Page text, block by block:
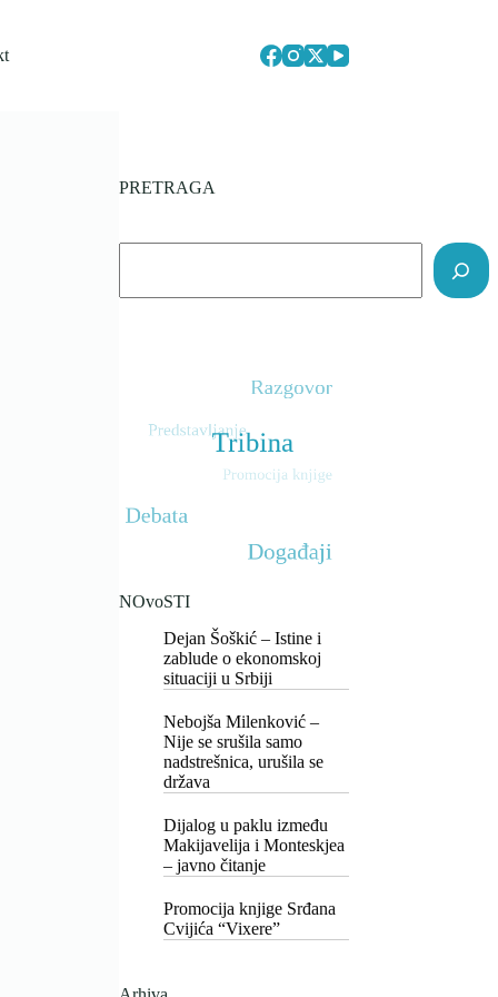
PRETRAGA
NOvoSTI
Dejan Šoškić – Istine i
zablude o ekonomskoj
situaciji u Srbiji
Nebojša Milenković –
Nije se srušila samo
nadstrešnica, urušila se
država
Dijalog u paklu između
Makijavelija i Monteskjea
– javno čitanje
Promocija knjige Srđana
Cvijića “Vixere”